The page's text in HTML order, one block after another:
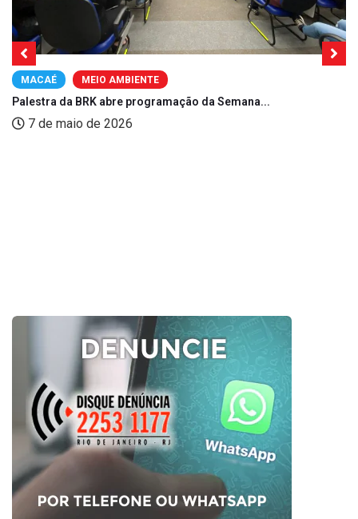
MACAÉ MEIO AMBIENTE
Palestra da BRK abre programação da Semana...
7 de maio de 2026